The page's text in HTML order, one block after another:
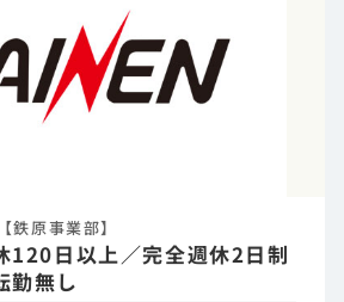
鉄原事業部】
120日以上／完全週休2日制
勤無し